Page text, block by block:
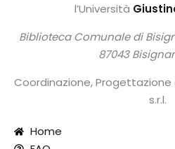
l’Università
Biblioteca Comunale di
87043
Coordinazione, Progettazione
s.r.l.
Home